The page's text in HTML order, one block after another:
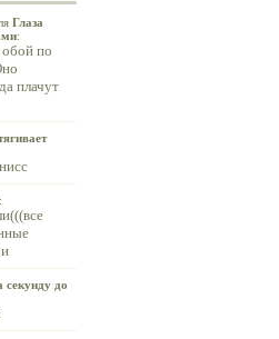
Глаза
:
по
плачут
:
секунду до